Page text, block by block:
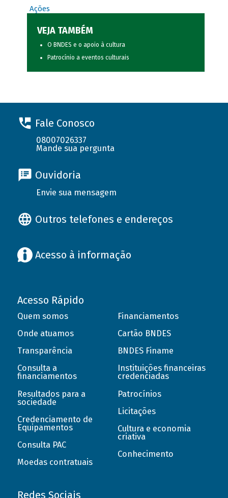
Ações
VEJA TAMBÉM
O BNDES e o apoio à cultura
Patrocínio a eventos culturais
Fale Conosco
08007026337
Mande sua pergunta
Ouvidoria
Envie sua mensagem
Outros telefones e endereços
Acesso à informação
Acesso Rápido
Quem somos
Onde atuamos
Transparência
Consulta a
financiamentos
Resultados para a
sociedade
Credenciamento de
Equipamentos
Consulta PAC
Moedas contratuais
Financiamentos
Cartão BNDES
BNDES Finame
Instituições financeiras
credenciadas
Patrocínios
Licitações
Cultura e economia
criativa
Conhecimento
Redes Sociais